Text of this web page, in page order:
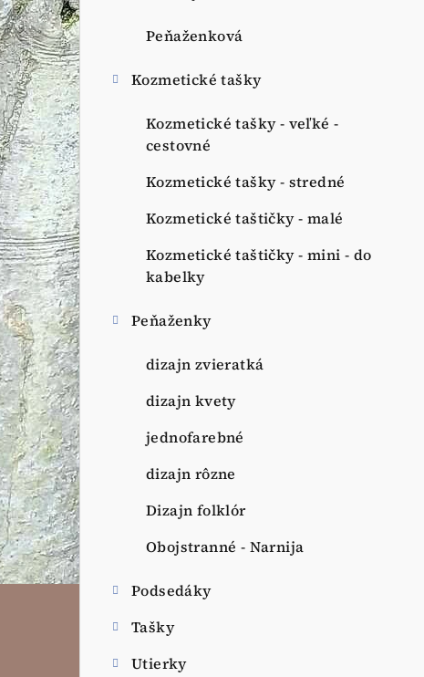
Peňaženková
Kozmetické tašky
Kozmetické tašky - veľké -
cestovné
Kozmetické tašky - stredné
Kozmetické taštičky - malé
Kozmetické taštičky - mini - do
kabelky
Peňaženky
dizajn zvieratká
dizajn kvety
jednofarebné
dizajn rôzne
Dizajn folklór
Obojstranné - Narnija
Podsedáky
Tašky
Utierky